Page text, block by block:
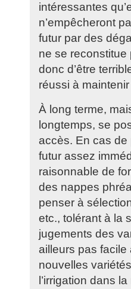
intéressantes
n’empêcheront
futur par des
ne se
donc d’être
réussi à
À long terme,
longtemps, se
accès. En cas de
futur assez
raisonnable de
des nappes
penser à
etc., tolérant à la
jugements des
ailleurs pas
nouvelles
l’irrigation dans